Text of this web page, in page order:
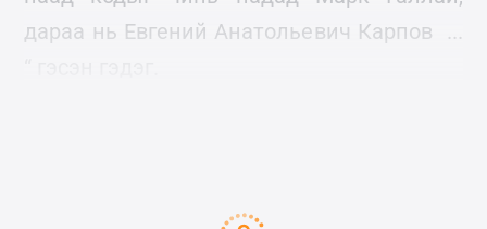
дараа нь Евгений Анатольевич Карпов ...